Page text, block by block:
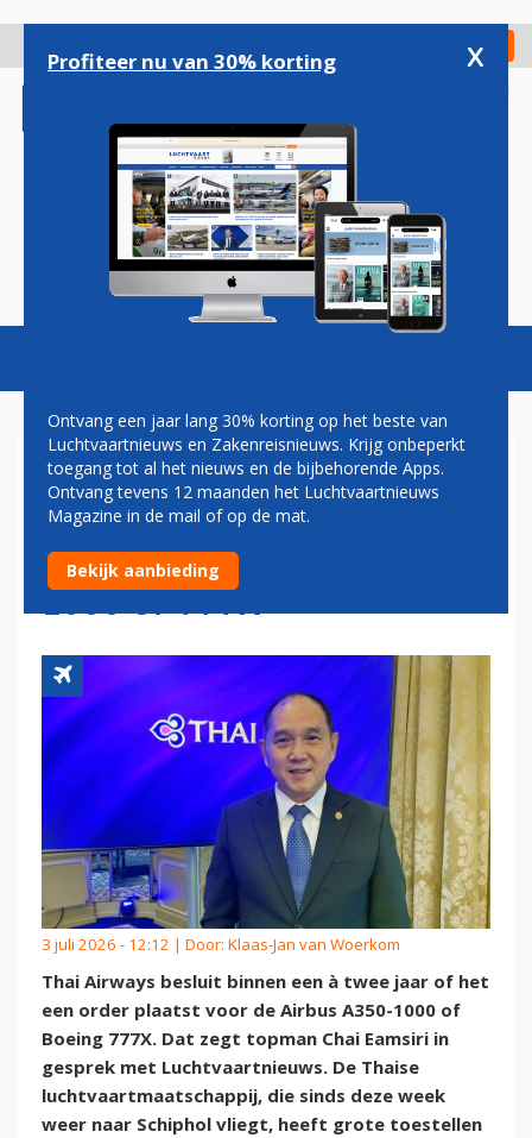
gaan
Check in
Magazine Podcasts Vacatures
TOPMAN THAI AIRWAYS: OP
KORTE TERMIJN BESLUIT
OVER ORDER VOOR A350-
1000 OF 777X
3 juli 2026 - 12:12 | Door: Klaas-Jan van Woerkom
Thai Airways besluit binnen een à twee jaar of het
een order plaatst voor de Airbus A350-1000 of
Boeing 777X. Dat zegt topman Chai Eamsiri in
gesprek met Luchtvaartnieuws. De Thaise
luchtvaartmaatschappij, die sinds deze week
weer naar Schiphol vliegt, heeft grote toestellen
Profiteer nu van 30% korting x
Ontvang een jaar lang 30% korting op het beste van
Luchtvaartnieuws en Zakenreisnieuws. Krijg onbeperkt
toegang tot al het nieuws en de bijbehorende Apps.
Ontvang tevens 12 maanden het Luchtvaartnieuws
Magazine in de mail of op de mat.
Bekijk aanbieding